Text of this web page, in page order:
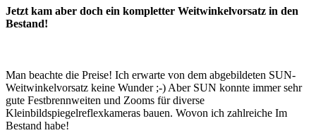
Jetzt kam aber doch ein kompletter Weitwinkelvorsatz in den
Bestand!
Man beachte die Preise! Ich erwarte von dem abgebildeten SUN-
Weitwinkelvorsatz keine Wunder ;-) Aber SUN konnte immer sehr
gute Festbrennweiten und Zooms für diverse
Kleinbildspiegelreflexkameras bauen. Wovon ich zahlreiche Im
Bestand habe!